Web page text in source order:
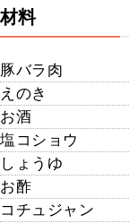
材料
豚バラ肉
えのき
お酒
塩コショウ
しょうゆ
お酢
コチュジャン